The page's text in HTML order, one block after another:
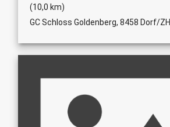
(10,0 km)
GC Schloss Goldenberg, 8458 Dorf/ZH